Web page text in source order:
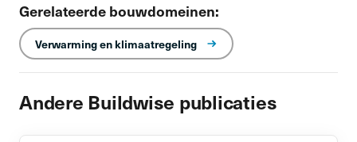
Gerelateerde bouwdomeinen:
Verwarming en klimaatregeling
Andere Buildwise publicaties